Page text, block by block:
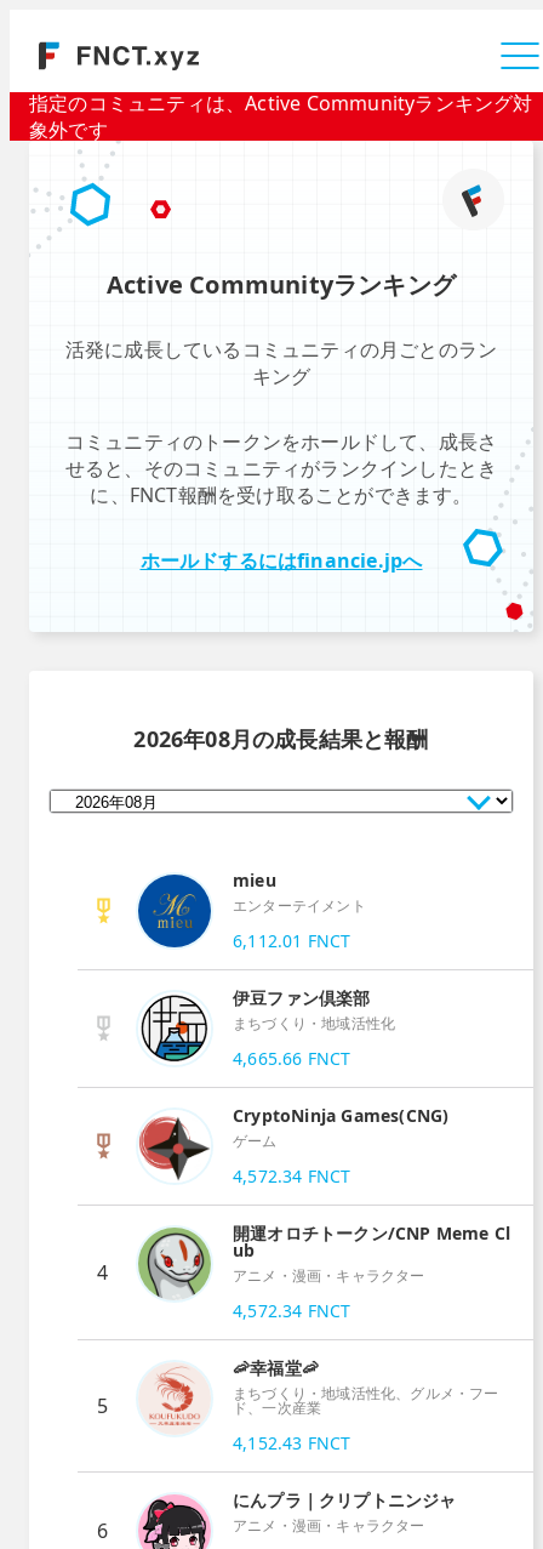
指定のコミュニティは、Active Communityランキング対
象外です
Active Communityランキング
活発に成長しているコミュニティの月ごとのラン
キング
コミュニティのトークンをホールドして、成長さ
せると、そのコミュニティがランクインしたとき
に、FNCT報酬を受け取ることができます。
ホールドするにはfinancie.jpへ
2026年08月の成長結果と報酬
mieu
エンターテイメント
6,112.01 FNCT
伊豆ファン倶楽部
まちづくり・地域活性化
4,665.66 FNCT
CryptoNinja Games(CNG)
ゲーム
4,572.34 FNCT
4
開運オロチトークン/CNP Meme Cl
ub
アニメ・漫画・キャラクター
4,572.34 FNCT
5
🦐幸福堂🦐
まちづくり・地域活性化、グルメ・フー
ド、一次産業
4,152.43 FNCT
6
にんプラ｜クリプトニンジャ
アニメ・漫画・キャラクター